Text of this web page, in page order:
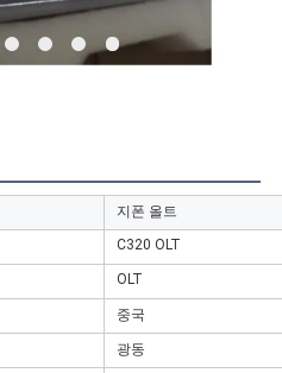
지폰 올트
C320 OLT
OLT
중국
광동